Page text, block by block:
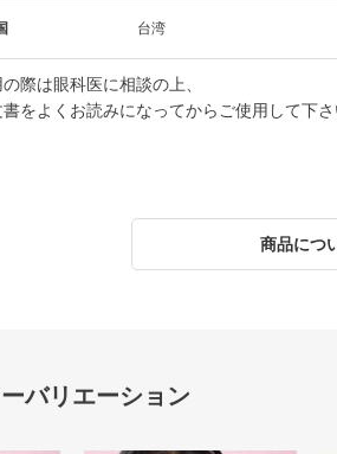
台湾
際は眼科医に相談の上、
をよくお読みになってからご使用して下
商品につ